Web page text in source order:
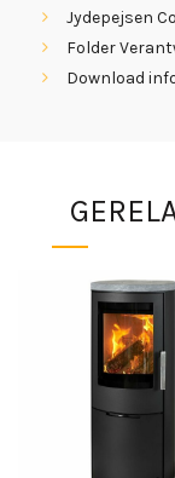
Jydepejsen
Folder
Download